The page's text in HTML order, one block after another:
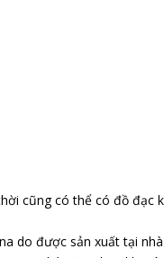
cũng có thể có đồ đạc
do được sản xuất tại